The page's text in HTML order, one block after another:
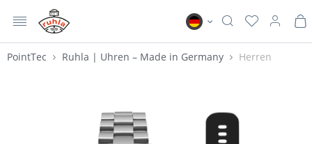
MENÜ
PointTec
Ruhla | Uhren – Made in Germany Herren